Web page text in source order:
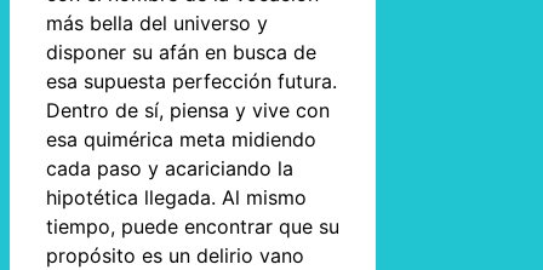
más bella del universo y
disponer su afán en busca de
esa supuesta perfección futura.
Dentro de sí, piensa y vive con
esa quimérica meta midiendo
cada paso y acariciando la
hipotética llegada. Al mismo
tiempo, puede encontrar que su
propósito es un delirio vano